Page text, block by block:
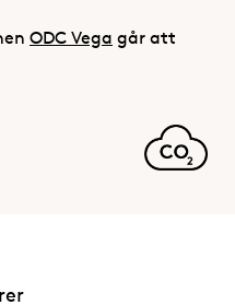
ODC Vega går att